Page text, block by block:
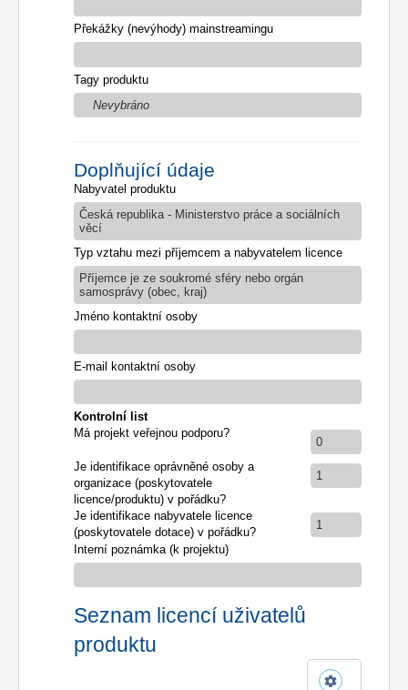
Překážky (nevýhody) mainstreamingu
Tagy produktu
Nevybráno
Doplňující údaje
Nabyvatel produktu
Česká republika - Ministerstvo práce a sociálních
věcí
Typ vztahu mezi příjemcem a nabyvatelem licence
Příjemce je ze soukromé sféry nebo orgán
samosprávy (obec, kraj)
Jméno kontaktní osoby
E-mail kontaktní osoby
Kontrolní list
Má projekt veřejnou podporu?
0
Je identifikace oprávněné osoby a
organizace (poskytovatele
licence/produktu) v pořádku?
1
Je identifikace nabyvatele licence
(poskytovatele dotace) v pořádku?
1
Interní poznámka (k projektu)
Seznam licencí uživatelů
produktu